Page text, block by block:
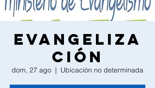
Evangeliza
ción
dom, 27 ago
  |
Ubicación no determinada